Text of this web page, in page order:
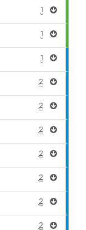
1
1
1
2
2
2
2
2
2
2